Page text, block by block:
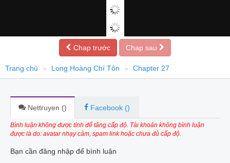
Chap trước Chap sau
Trang chủ Long Hoàng Chí Tôn Chapter 27
Nettruyen () Facebook ()
Bình luận không được tính để tăng cấp độ. Tài khoản không bình luận
được là do: avatar nhạy cảm, spam link hoặc chưa đủ cấp độ.
Bạn cần đăng nhập để bình luận